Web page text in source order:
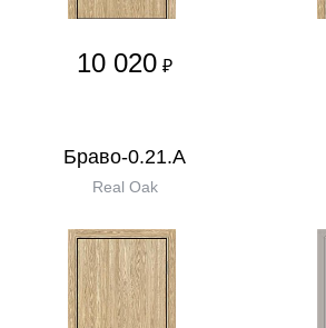
10 020 ₽
Браво-0.21.А
Real Oak